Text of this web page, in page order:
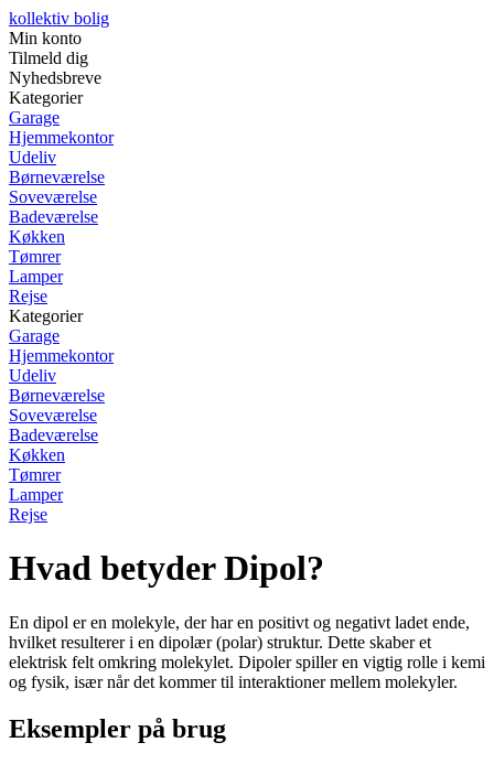
kollektiv bolig
Min konto
Tilmeld dig
Nyhedsbreve
Kategorier
Garage
Hjemmekontor
Udeliv
Børneværelse
Soveværelse
Badeværelse
Køkken
Tømrer
Lamper
Rejse
Kategorier
Garage
Hjemmekontor
Udeliv
Børneværelse
Soveværelse
Badeværelse
Køkken
Tømrer
Lamper
Rejse
Hvad betyder Dipol?
En dipol er en molekyle, der har en positivt og negativt ladet ende,
hvilket resulterer i en dipolær (polar) struktur. Dette skaber et
elektrisk felt omkring molekylet. Dipoler spiller en vigtig rolle i kemi
og fysik, især når det kommer til interaktioner mellem molekyler.
Eksempler på brug